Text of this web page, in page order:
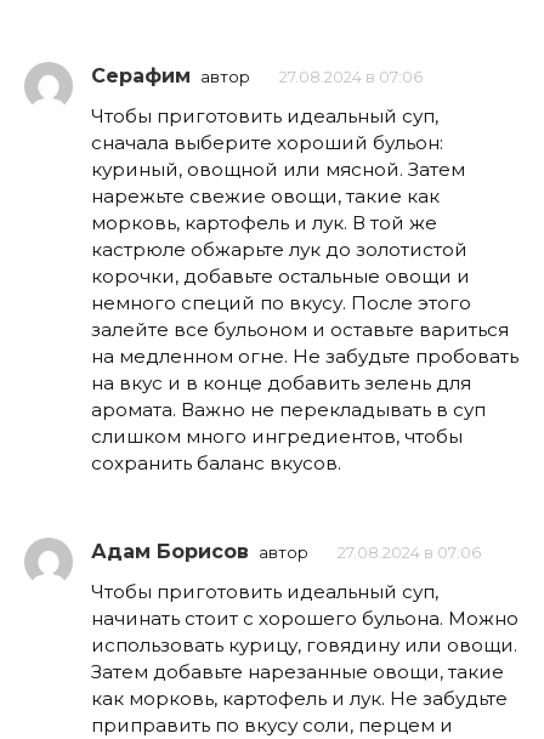
Серафим автор 27.08.2024 в 07:06
Чтобы приготовить идеальный суп,
сначала выберите хороший бульон:
куриный, овощной или мясной. Затем
нарежьте свежие овощи, такие как
морковь, картофель и лук. В той же
кастрюле обжарьте лук до золотистой
корочки, добавьте остальные овощи и
немного специй по вкусу. После этого
залейте все бульоном и оставьте вариться
на медленном огне. Не забудьте пробовать
на вкус и в конце добавить зелень для
аромата. Важно не перекладывать в суп
слишком много ингредиентов, чтобы
сохранить баланс вкусов.
Адам Борисов автор 27.08.2024 в 07:06
Чтобы приготовить идеальный суп,
начинать стоит с хорошего бульона. Можно
использовать курицу, говядину или овощи.
Затем добавьте нарезанные овощи, такие
как морковь, картофель и лук. Не забудьте
приправить по вкусу соли, перцем и